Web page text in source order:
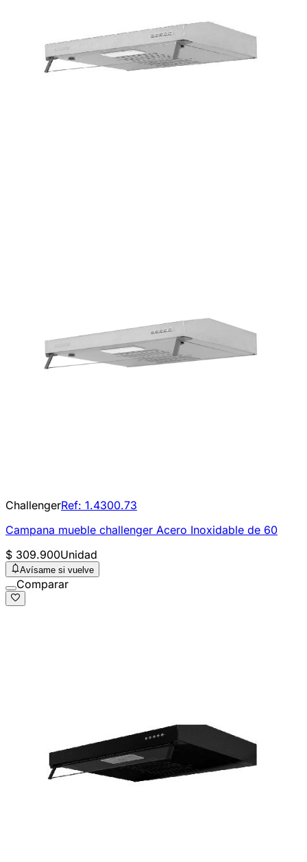
ChallengerRef: 1.4300.73
Campana mueble challenger Acero Inoxidable de 60
$ 309.900Unidad
Avísame si vuelve
Comparar